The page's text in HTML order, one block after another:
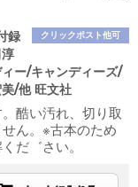
クリックポスト他可
録
ー/キャンディーズ/
/他 旺文社
酷い汚れ、切り取
ん。※古本のため
だ゛さい。